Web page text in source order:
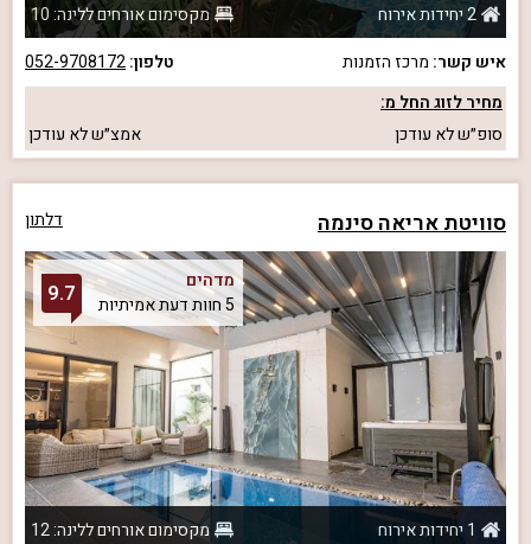
2 יחידות אירוח
מקסימום אורחים ללינה: 10
איש קשר: מרכז הזמנות טלפון:052-9708172
מחיר לזוג החל מ:
סופ״שלא עודכן אמצ״שלא עודכן
סוויטת אריאה סינמה דלתון
מדהים
5 חוות דעת אמיתיות
9.7
1 יחידות אירוח
מקסימום אורחים ללינה: 12